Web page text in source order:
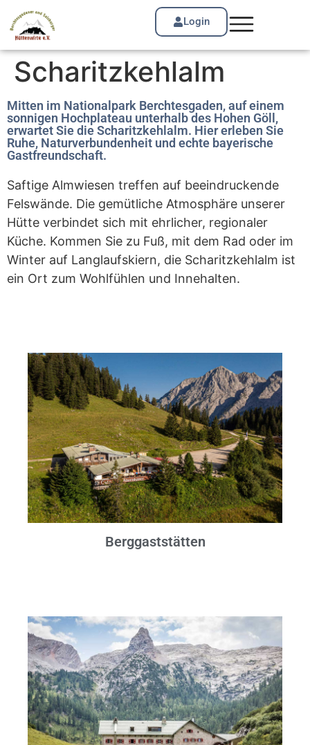
Login
Scharitzkehlalm
Mitten im Nationalpark Berchtesgaden, auf einem
sonnigen Hochplateau unterhalb des Hohen Göll,
erwartet Sie die Scharitzkehlalm. Hier erleben Sie
Ruhe, Naturverbundenheit und echte bayerische
Gastfreundschaft.
Saftige Almwiesen treffen auf beeindruckende
Felswände. Die gemütliche Atmosphäre unserer
Hütte verbindet sich mit ehrlicher, regionaler
Küche. Kommen Sie zu Fuß, mit dem Rad oder im
Winter auf Langlaufskiern, die Scharitzkehlalm ist
ein Ort zum Wohlfühlen und Innehalten.
Berggaststätten